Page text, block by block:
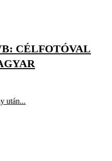
CÉLFOTÓVAL
után...